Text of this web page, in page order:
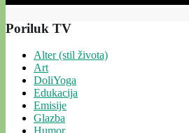
Poriluk TV
Alter (stil života)
Art
DoliYoga
Edukacija
Emisije
Glazba